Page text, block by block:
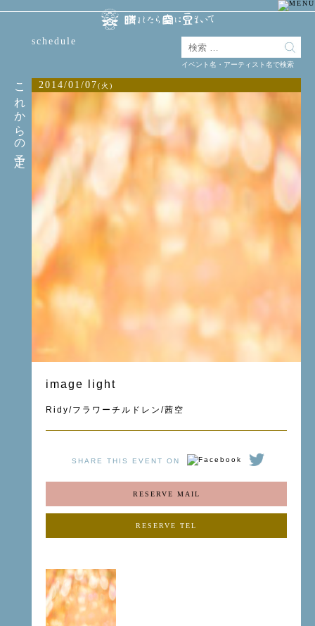
これからの予定
schedule
2014/01/07(火)
image light
Ridy/フラワーチルドレン/茜空
SHARE THIS EVENT ON
RESERVE MAIL
RESERVE TEL
イベント名・アーティスト名で検索